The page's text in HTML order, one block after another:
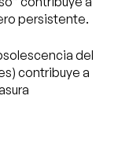
persistente.
del
contribuye a